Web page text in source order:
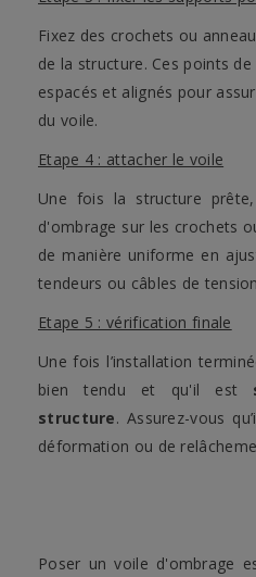
Fixez des crochets ou
de la structure. Ces points
espacés et alignés pour
du voile.
Etape 4 : attacher le voile
Une fois la structure
d'ombrage sur les crochets
de manière uniforme en
tendeurs ou câbles de
Etape 5 : vérification finale
Une fois l’installation
bien tendu et qu'il est
structure. Assurez-vous
déformation ou de
Poser un voile d'ombrage